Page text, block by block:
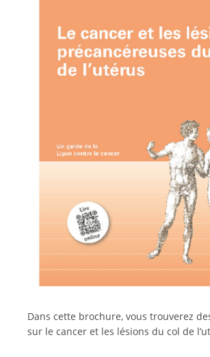
Deutsch
Dans cette brochure, vous trouverez
sur le cancer et les lésions du col de